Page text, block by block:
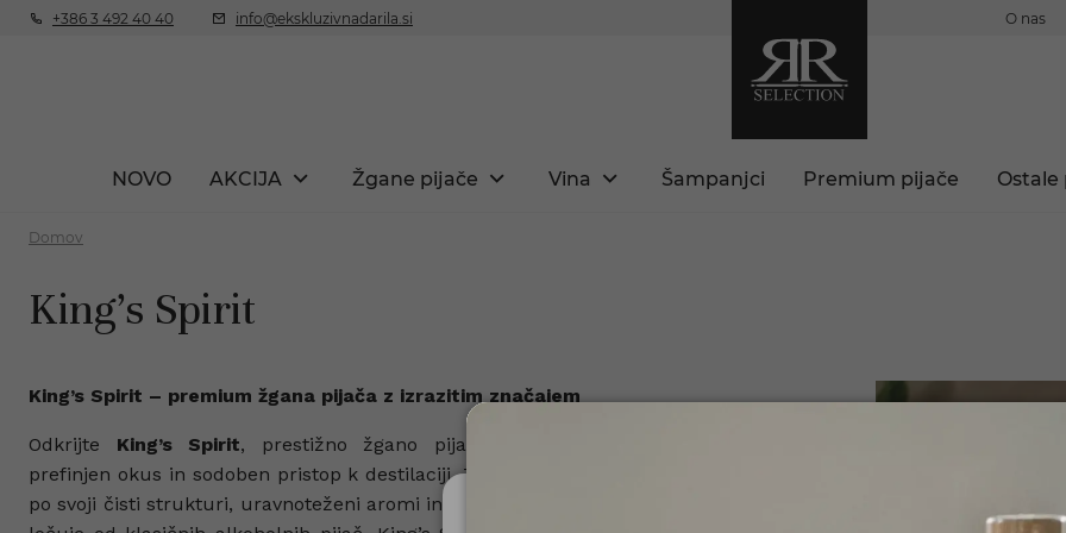
+386 3 492 40 40 info@ekskluzivnadarila.si O nas
NOVO AKCIJA Žgane pijače Vina Šampanjci Premium pijače Ostale
Domov
King's Spirit
King’s Spirit – premium žgana pijača z izrazitim značajem
Odkrijte King’s Spirit, prestižno žgano pijačo, ki združuje kakovost,
prefinjen okus in sodoben pristop k destilaciji. Ta premium izdelek izstopa
po svoji čisti strukturi, uravnoteženi aromi in edinstvenem karakterju, ki ga